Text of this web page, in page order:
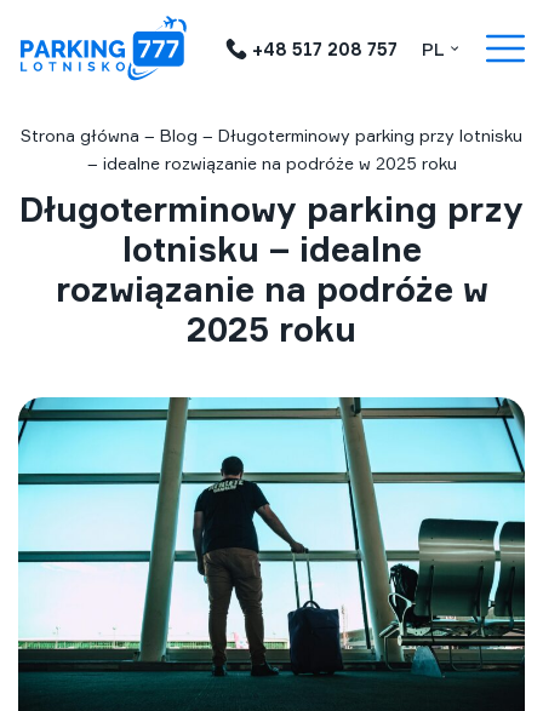
+48 517 208 757 PL
Strona główna – Blog – Długoterminowy parking przy lotnisku
– idealne rozwiązanie na podróże w 2025 roku
Długoterminowy parking przy
lotnisku – idealne
rozwiązanie na podróże w
2025 roku